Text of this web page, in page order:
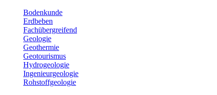
Bodenkunde
Erdbeben
Fachübergreifend
Geologie
Geothermie
Geotourismus
Hydrogeologie
Ingenieurgeologie
Rohstoffgeologie